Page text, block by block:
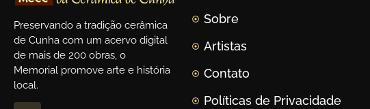
Preservando a tradição cerâmica
de Cunha com um acervo digital
de mais de 200 obras, o
Memorial promove arte e história
local.
Sobre
Artistas
Contato
Políticas de Privacidade